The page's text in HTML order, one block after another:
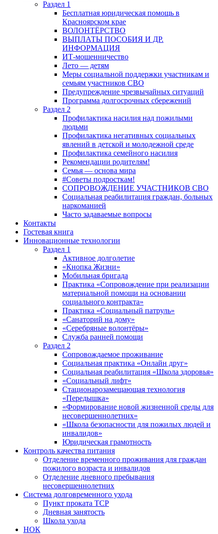
Раздел 1
Бесплатная юридическая помощь в
Красноярском крае
ВОЛОНТЁРСТВО
ВЫПЛАТЫ ПОСОБИЯ И ДР.
ИНФОРМАЦИЯ
ИТ-мошенничество
Лето — детям
Меры социальной поддержки участникам и
семьям участников СВО
Предупреждение чрезвычайных ситуаций
Программа долгосрочных сбережений
Раздел 2
Профилактика насилия над пожилыми
людьми
Профилактика негативных социальных
явлений в детской и молодежной среде
Профилактика семейного насилия
Рекомендации родителям!
Семья — основа мира
#Советы подросткам!
СОПРОВОЖДЕНИЕ УЧАСТНИКОВ СВО
Социальная реабилитация граждан, больных
наркоманией
Часто задаваемые вопросы
Контакты
Гостевая книга
Инновационные технологии
Раздел 1
Активное долголетие
«Кнопка Жизни»
Мобильная бригада
Практика «Сопровождение при реализации
материальной помощи на основании
социального контракта»
Практика «Социальный патруль»
«Санаторий на дому»
«Серебряные волонтёры»
Служба ранней помощи
Раздел 2
Сопровождаемое проживание
Социальная практика «Онлайн друг»
Социальная реабилитация «Школа здоровья»
«Социальный лифт»
Стационарозамещающая технология
«Передышка»
«Формирование новой жизненной среды для
несовершеннолетних»
«Школа безопасности для пожилых людей и
инвалидов»
Юридическая грамотность
Контроль качества питания
Отделение временного проживания для граждан
пожилого возраста и инвалидов
Отделение дневного пребывания
несовершеннолетних
Система долговременного ухода
Пункт проката ТСР
Дневная занятость
Школа ухода
НОК